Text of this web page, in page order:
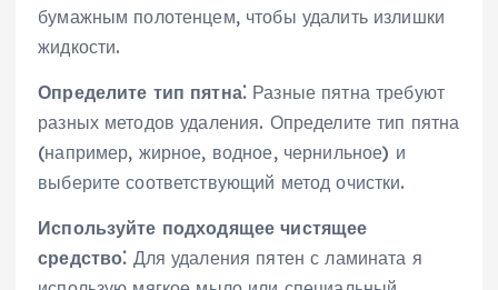
бумажным полотенцем, чтобы удалить излишки
жидкости.
Определите тип пятна⁚ Разные пятна требуют
разных методов удаления. Определите тип пятна
(например, жирное, водное, чернильное) и
выберите соответствующий метод очистки.
Используйте подходящее чистящее
средство⁚ Для удаления пятен с ламината я